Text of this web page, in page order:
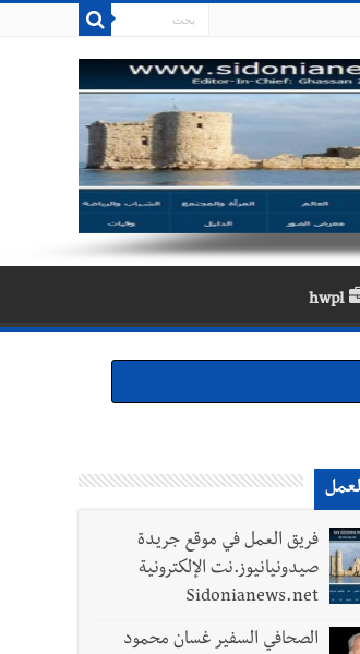
hwpl
فريق العمل في موقع جريدة
صيدونيانيوز.نت الإلكترونية
Sidonianews.net
الصحافي السفير غسان محمود